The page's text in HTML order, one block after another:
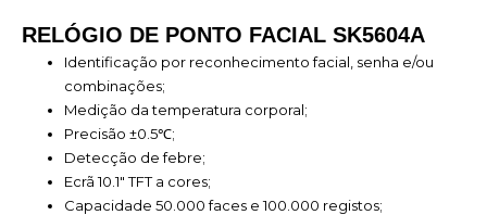
RELÓGIO DE PONTO FACIAL SK5604A
Identificação por reconhecimento facial, senha e/ou
combinações;
Medição da temperatura corporal;
Precisão ±0.5℃;
Detecção de febre;
Ecrã 10.1″ TFT a cores;
Capacidade 50.000 faces e 100.000 registos;